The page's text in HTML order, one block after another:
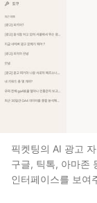
픽켓팅의 AI 광고
구글, 틱톡, 아마존
인터페이스를 보여